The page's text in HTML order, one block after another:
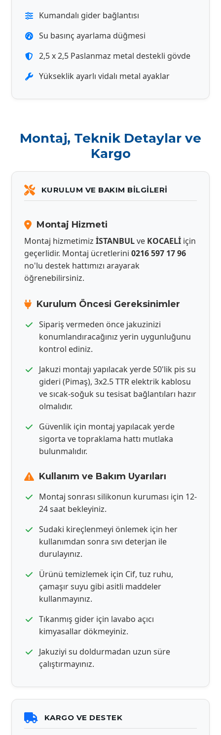
Kumandalı gider bağlantısı
Su basınç ayarlama düğmesi
2,5 x 2,5 Paslanmaz metal destekli gövde
Yükseklik ayarlı vidalı metal ayaklar
Montaj, Teknik Detaylar ve
Kargo
KURULUM VE BAKIM BILGILERI
Montaj Hizmeti
Montaj hizmetimiz İSTANBULve KOCAELİ için
geçerlidir. Montaj ücretlerini 0216 597 17 96
no'lu destek hattımızı arayarak
öğrenebilirsiniz.
Kurulum Öncesi Gereksinimler
Sipariş vermeden önce jakuzinizi
konumlandıracağınız yerin uygunluğunu
kontrol ediniz.
Jakuzi montajı yapılacak yerde 50'lik pis su
gideri (Pimaş), 3x2.5 TTR elektrik kablosu
ve sıcak-soğuk su tesisat bağlantıları hazır
olmalıdır.
Güvenlik için montaj yapılacak yerde
sigorta ve topraklama hattı mutlaka
bulunmalıdır.
Kullanım ve Bakım Uyarıları
Montaj sonrası silikonun kuruması için 12-
24 saat bekleyiniz.
Sudaki kireçlenmeyi önlemek için her
kullanımdan sonra sıvı deterjan ile
durulayınız.
Ürünü temizlemek için Cif, tuz ruhu,
çamaşır suyu gibi asitli maddeler
kullanmayınız.
Tıkanmış gider için lavabo açıcı
kimyasallar dökmeyiniz.
Jakuziyi su doldurmadan uzun süre
çalıştırmayınız.
KARGO VE DESTEK